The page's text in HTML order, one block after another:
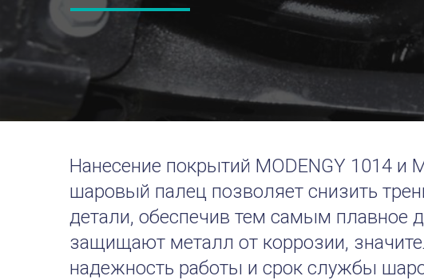
Нанесение покрытий MODENGY 1014 и
шаровый палец позволяет снизить
детали, обеспечив тем самым плавное
защищают металл от коррозии,
надежность работы и срок службы